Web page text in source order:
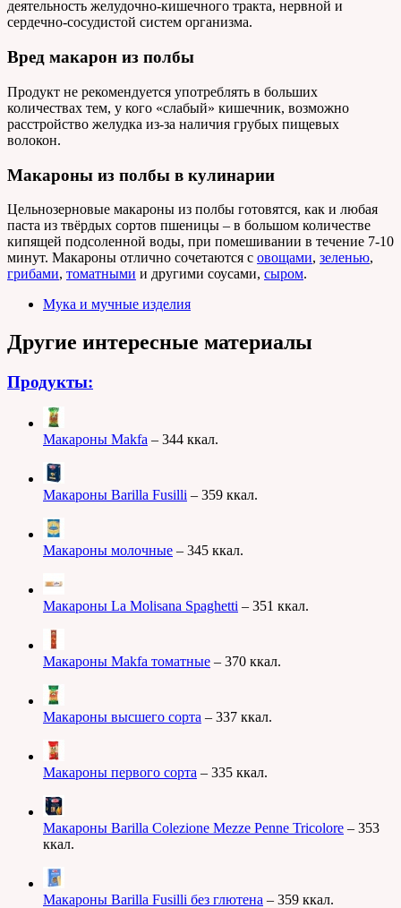
деятельность желудочно-кишечного тракта, нервной и
сердечно-сосудистой систем организма.
Вред макарон из полбы
Продукт не рекомендуется употреблять в больших
количествах тем, у кого «слабый» кишечник, возможно
расстройство желудка из-за наличия грубых пищевых
волокон.
Макароны из полбы в кулинарии
Цельнозерновые макароны из полбы готовятся, как и любая
паста из твёрдых сортов пшеницы – в большом количестве
кипящей подсоленной воды, при помешивании в течение 7-10
минут. Макароны отлично сочетаются с овощами, зеленью,
грибами, томатными и другими соусами, сыром.
Мука и мучные изделия
Другие интересные материалы
Продукты:
Макароны Makfa – 344 ккал.
Макароны Barilla Fusilli – 359 ккал.
Макароны молочные – 345 ккал.
Макароны La Molisana Spaghetti – 351 ккал.
Макароны Makfa томатные – 370 ккал.
Макароны высшего сорта – 337 ккал.
Макароны первого сорта – 335 ккал.
Макароны Barilla Colezione Mezze Penne Tricolore – 353
ккал.
Макароны Barilla Fusilli без глютена – 359 ккал.